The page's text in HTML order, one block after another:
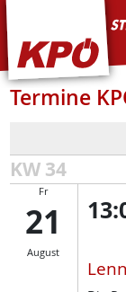
KPÖ
Termine
KW 34
Fr
21
August